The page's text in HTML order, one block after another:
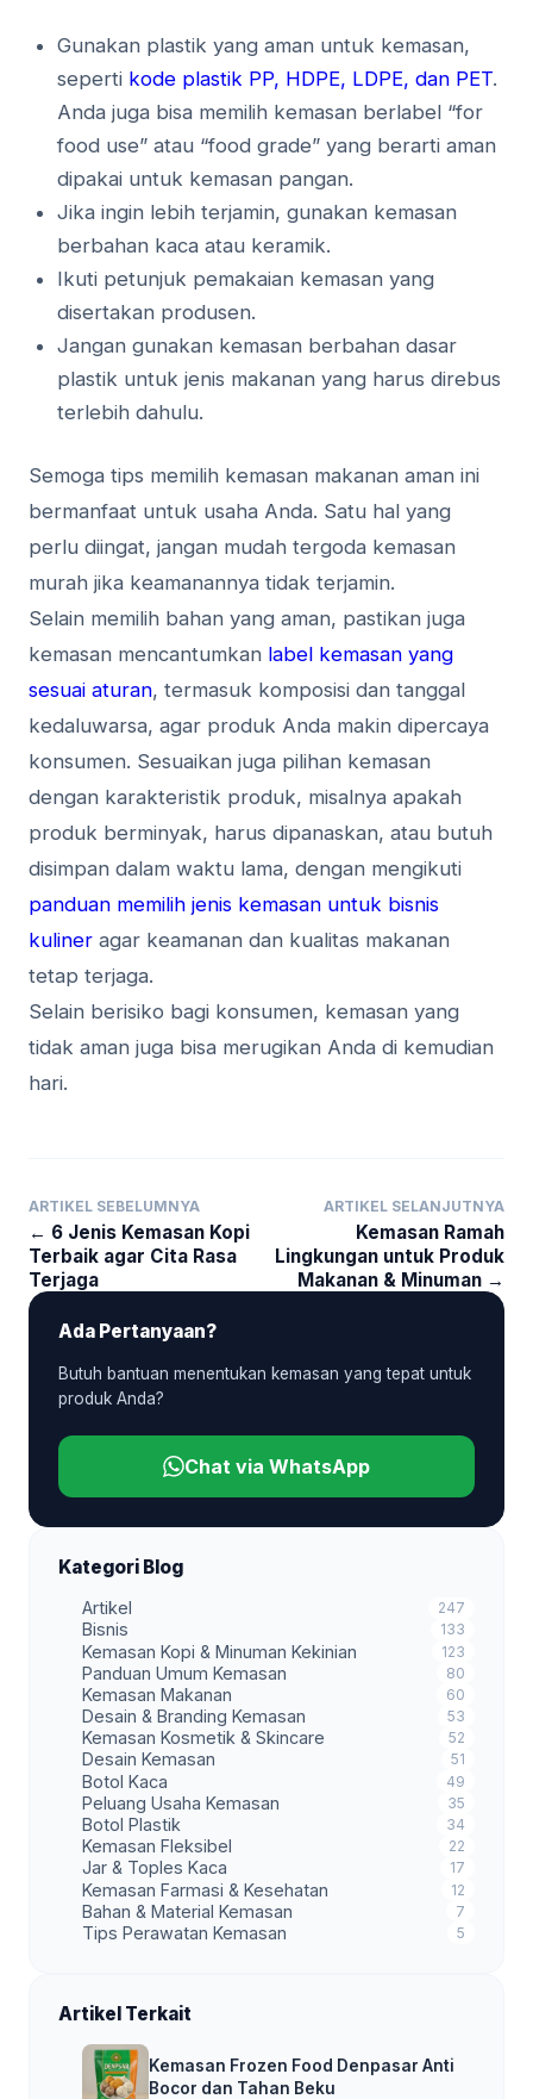
Gunakan plastik yang aman untuk kemasan,
seperti kode plastik PP, HDPE, LDPE, dan PET.
Anda juga bisa memilih kemasan berlabel “for
food use” atau “food grade” yang berarti aman
dipakai untuk kemasan pangan.
Jika ingin lebih terjamin, gunakan kemasan
berbahan kaca atau keramik.
Ikuti petunjuk pemakaian kemasan yang
disertakan produsen.
Jangan gunakan kemasan berbahan dasar
plastik untuk jenis makanan yang harus direbus
terlebih dahulu.
Semoga tips memilih kemasan makanan aman ini
bermanfaat untuk usaha Anda. Satu hal yang
perlu diingat, jangan mudah tergoda kemasan
murah jika keamanannya tidak terjamin.
Selain memilih bahan yang aman, pastikan juga
kemasan mencantumkan label kemasan yang
sesuai aturan, termasuk komposisi dan tanggal
kedaluwarsa, agar produk Anda makin dipercaya
konsumen. Sesuaikan juga pilihan kemasan
dengan karakteristik produk, misalnya apakah
produk berminyak, harus dipanaskan, atau butuh
disimpan dalam waktu lama, dengan mengikuti
panduan memilih jenis kemasan untuk bisnis
kuliner agar keamanan dan kualitas makanan
tetap terjaga.
Selain berisiko bagi konsumen, kemasan yang
tidak aman juga bisa merugikan Anda di kemudian
hari.
ARTIKEL SEBELUMNYA
← 6 Jenis Kemasan Kopi
Terbaik agar Cita Rasa
Terjaga
ARTIKEL SELANJUTNYA
Kemasan Ramah
Lingkungan untuk Produk
Makanan & Minuman →
Ada Pertanyaan?
Butuh bantuan menentukan kemasan yang tepat untuk
produk Anda?
Chat via WhatsApp
Kategori Blog
Artikel 247
Bisnis 133
Kemasan Kopi & Minuman Kekinian 123
Panduan Umum Kemasan 80
Kemasan Makanan 60
Desain & Branding Kemasan 53
Kemasan Kosmetik & Skincare 52
Desain Kemasan 51
Botol Kaca 49
Peluang Usaha Kemasan 35
Botol Plastik 34
Kemasan Fleksibel 22
Jar & Toples Kaca 17
Kemasan Farmasi & Kesehatan 12
Bahan & Material Kemasan 7
Tips Perawatan Kemasan 5
Artikel Terkait
Kemasan Frozen Food Denpasar Anti
Bocor dan Tahan Beku